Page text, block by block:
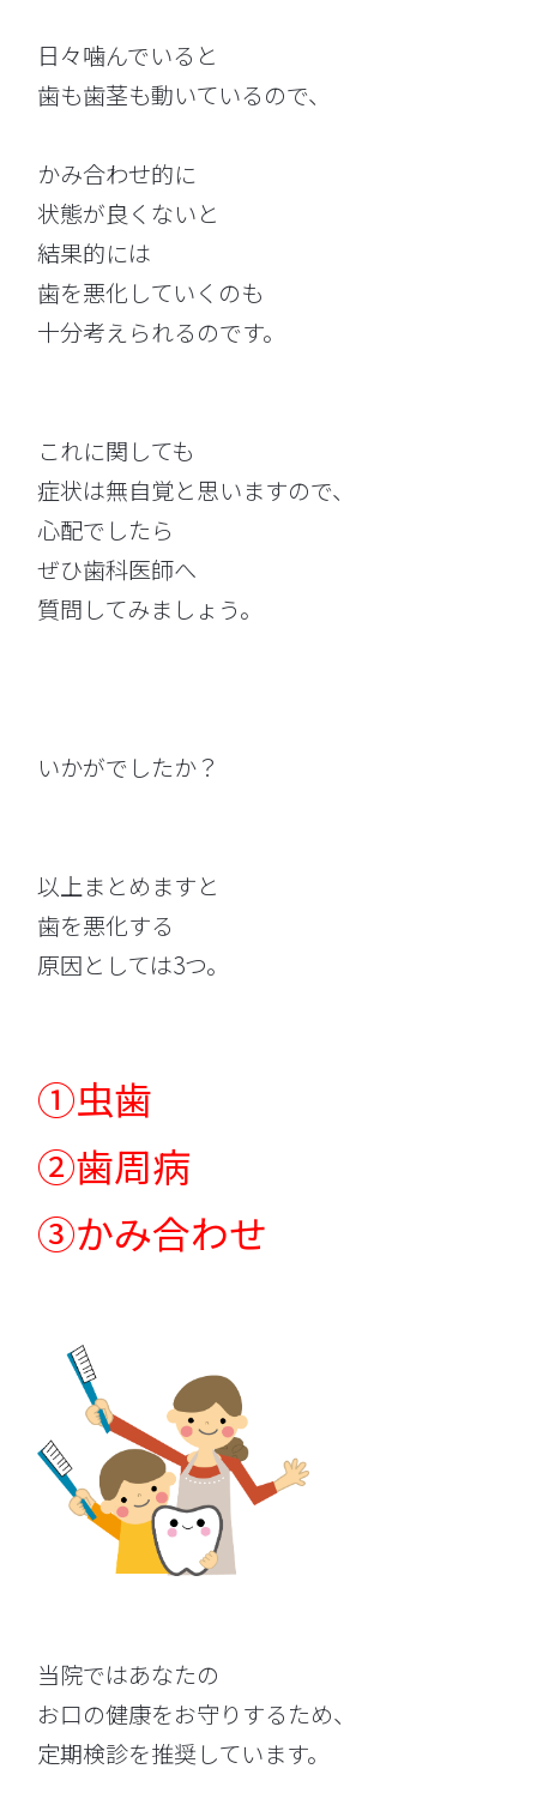
日々噛んでいると
歯も歯茎も動いているので、
かみ合わせ的に
状態が良くないと
結果的には
歯を悪化していくのも
十分考えられるのです。
これに関しても
症状は無自覚と思いますので、
心配でしたら
ぜひ歯科医師へ
質問してみましょう。
いかがでしたか？
以上まとめますと
歯を悪化する
原因としては3つ。
①虫歯
②歯周病
③かみ合わせ
当院ではあなたの
お口の健康をお守りするため、
定期検診を推奨しています。